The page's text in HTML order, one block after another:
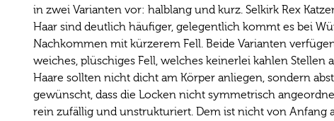
in zwei Varianten vor: halblang und kurz. Selkirk Rex
Haar sind deutlich häufiger, gelegentlich kommt es bei
Nachkommen mit kürzerem Fell. Beide Varianten
weiches, plüschiges Fell, welches keinerlei kahlen Stellen
Haare sollten nicht dicht am Körper anliegen, sondern
gewünscht, dass die Locken nicht symmetrisch
rein zufällig und unstrukturiert. Dem ist nicht von Anfang